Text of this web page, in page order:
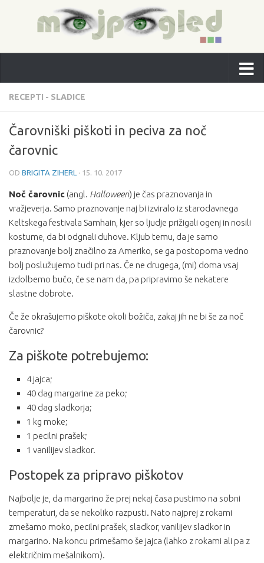
RECEPTI - SLADICE
Čarovniški piškoti in peciva za noč
čarovnic
OD BRIGITA ZIHERL · 15. 10. 2017
Noč čarovnic (angl. Halloween) je čas praznovanja in
vražjeverja. Samo praznovanje naj bi izviralo iz starodavnega
Keltskega festivala Samhain, kjer so ljudje prižigali ogenj in nosili
kostume, da bi odgnali duhove. Kljub temu, da je samo
praznovanje bolj značilno za Ameriko, se ga postopoma vedno
bolj poslužujemo tudi pri nas. Če ne drugega, (mi) doma vsaj
izdolbemo bučo, če se nam da, pa pripravimo še nekatere
slastne dobrote.
Če že okrašujemo piškote okoli božiča, zakaj jih ne bi še za noč
čarovnic?
Za piškote potrebujemo:
4 jajca;
40 dag margarine za peko;
40 dag sladkorja;
1 kg moke;
1 pecilni prašek;
1 vanilijev sladkor.
Postopek za pripravo piškotov
Najbolje je, da margarino že prej nekaj časa pustimo na sobni
temperaturi, da se nekoliko razpusti. Nato najprej z rokami
zmešamo moko, pecilni prašek, sladkor, vanilijev sladkor in
margarino. Na koncu primešamo še jajca (lahko z rokami ali pa z
električnim mešalnikom).